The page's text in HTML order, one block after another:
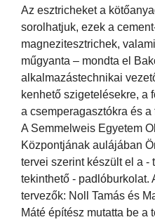
Az esztricheket a
sorolhatjuk, ezek a
magnezitesztrichek,
műgyanta – mondta el
alkalmazástechnikai
kenhető szigetelésekre, a
a csemperagasztókra és
A Semmelweis Egyetem
Központjának aulájában
tervei szerint készült el a -
tekinthető - padlóburkolat.
tervezők: Noll Tamás és
Máté építész mutatta be a